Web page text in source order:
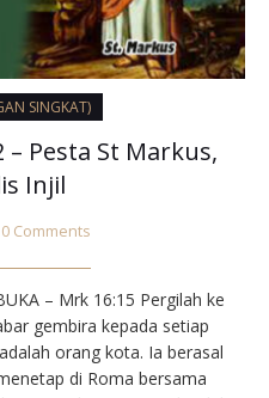
SINGKAT)
– Pesta St Markus,
Injil
0 Comments
– Mrk 16:15 Pergilah ke
gembira kepada setiap
orang kota. Ia berasal
di Roma bersama